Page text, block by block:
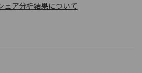
ェア分析結果について